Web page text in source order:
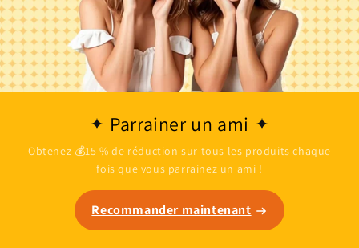
Parrainer un ami
Obtenez 💰15 % de réduction sur tous les produits chaque
fois que vous parrainez un ami !
Recommander maintenant